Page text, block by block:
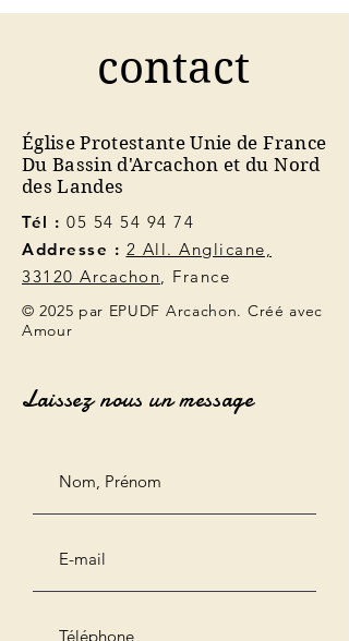
contact
Église Protestante Unie de France
Du Bassin d'Arcachon et du Nord
des Landes
Tél : 05 54 54 94 74
Addresse : 2 All. Anglicane,
33120 Arcachon, France
© 2025 par EPUDF Arcachon. Créé avec
Amour
Laissez nous un message